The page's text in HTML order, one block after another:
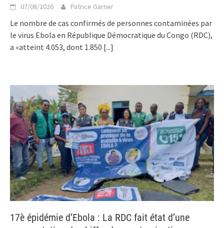
07/08/2026 Patrice Garner
Le nombre de cas confirmés de personnes contaminées par
le virus Ebola en République Démocratique du Congo (RDC),
a «atteint 4.053, dont 1.850 [...]
17è épidémie d’Ebola : La RDC fait état d’une